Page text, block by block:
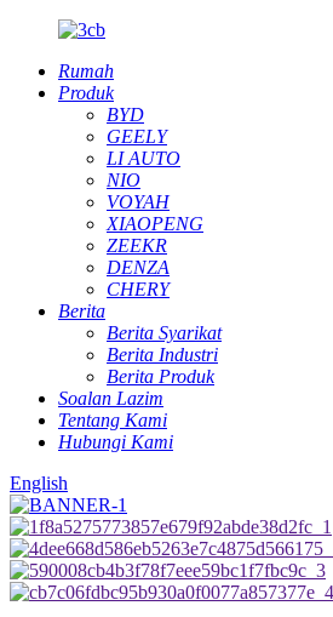
Rumah
Produk
BYD
GEELY
LI AUTO
NIO
VOYAH
XIAOPENG
ZEEKR
DENZA
CHERY
Berita
Berita Syarikat
Berita Industri
Berita Produk
Soalan Lazim
Tentang Kami
Hubungi Kami
English